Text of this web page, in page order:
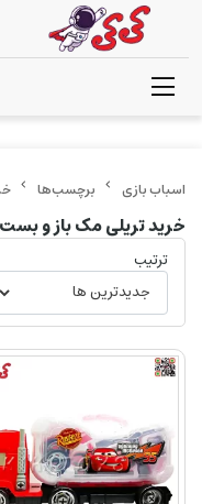
برچسب‌ها
خرید تریلی مک باز و بست
ترتیب